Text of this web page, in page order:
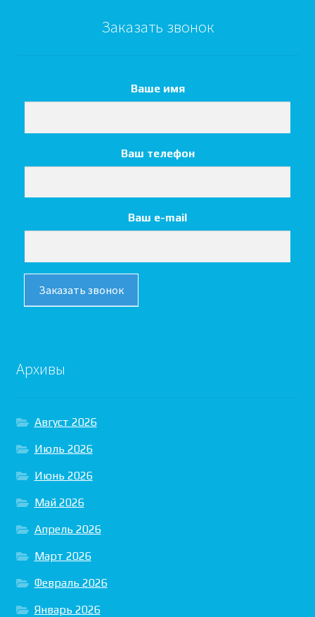
Заказать звонок
Ваше имя
Ваш телефон
Ваш e-mail
Заказать звонок
Архивы
Август 2026
Июль 2026
Июнь 2026
Май 2026
Апрель 2026
Март 2026
Февраль 2026
Январь 2026